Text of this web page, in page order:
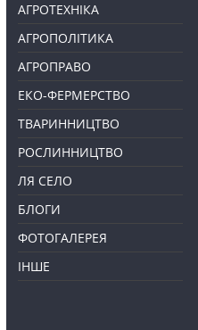
АГРОТЕХНІКА
АГРОПОЛІТИКА
АГРОПРАВО
ЕКО-ФЕРМЕРСТВО
ТВАРИННИЦТВО
РОСЛИННИЦТВО
ЛЯ СЕЛО
БЛОГИ
ФОТОГАЛЕРЕЯ
ІНШЕ